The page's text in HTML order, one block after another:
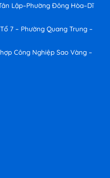
Lập–Phường Đông Hòa–Dĩ
7 – Phường Quang Trung –
Công Nghiệp Sao Vàng –